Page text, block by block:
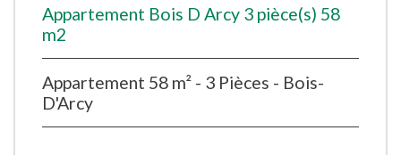
Appartement Bois D Arcy 3 pièce(s) 58
m2
Appartement 58 m² - 3 Pièces - Bois-
D'Arcy